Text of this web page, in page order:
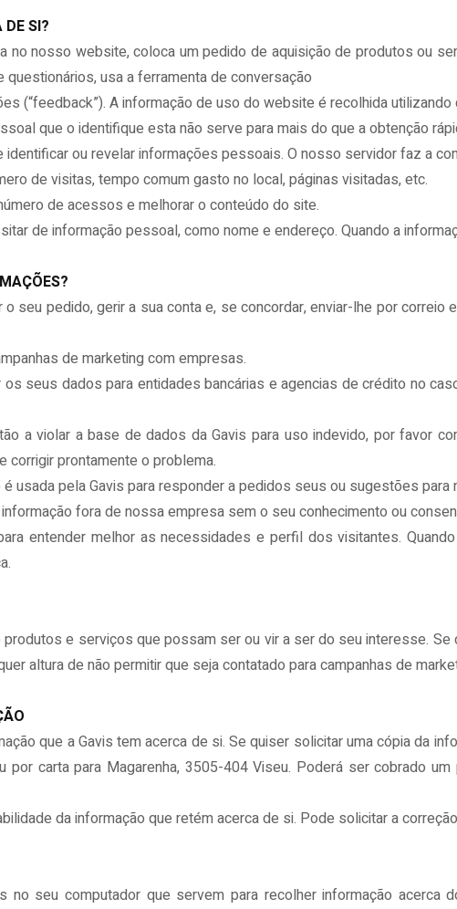
DE SI?
no nosso website, coloca um pedido de aquisição de produtos ou
usa a ferramenta de conversação
(“feedback”). A informação de uso do website é recolhida utilizando
que o identifique esta não serve para mais do que a obtenção
ou revelar informações pessoais. O nosso servidor faz a
de visitas, tempo comum gasto no local, páginas visitadas, etc.
de acessos e melhorar o conteúdo do site.
de informação pessoal, como nome e endereço. Quando a
seu pedido, gerir a sua conta e, se concordar, enviar-lhe por
de marketing com empresas.
seus dados para entidades bancárias e agencias de crédito no
a violar a base de dados da Gavis para uso indevido, por favor
prontamente o problema.
usada pela Gavis para responder a pedidos seus ou sugestões para
fora de nossa empresa sem o seu conhecimento ou
entender melhor as necessidades e perfil dos visitantes.
produtos e serviços que possam ser ou vir a ser do seu interesse.
altura de não permitir que seja contatado para campanhas de
que a Gavis tem acerca de si. Se quiser solicitar uma cópia da
por carta para Magarenha, 3505-404 Viseu. Poderá ser cobrado
da informação que retém acerca de si. Pode solicitar a
no seu computador que servem para recolher informação acerca